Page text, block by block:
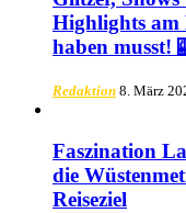
Highlights am
haben musst!
Redaktion 8. März
Faszination
die
Reiseziel